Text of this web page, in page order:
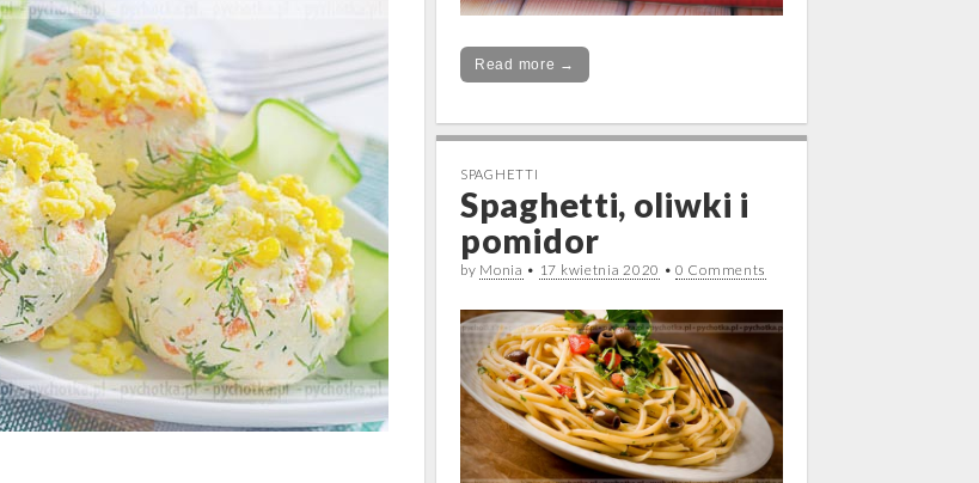
Read more →
SPAGHETTI
Spaghetti, oliwki i
pomidor
by Monia • 17 kwietnia 2020 •0 Comments